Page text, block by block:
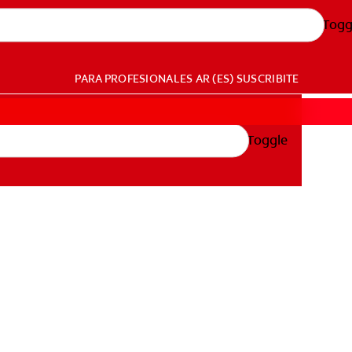
PARA PROFESIONALES AR (ES) SUSCRIBITE
Toggle